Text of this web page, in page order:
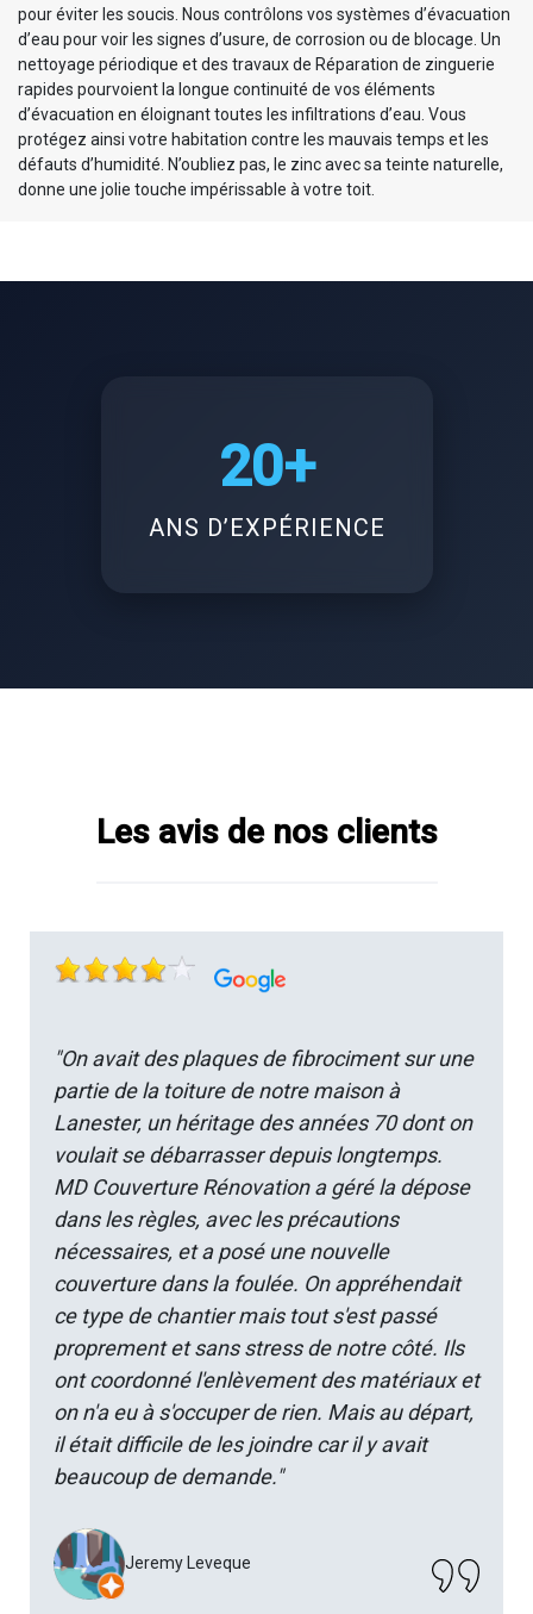
pour éviter les soucis. Nous contrôlons vos systèmes d’évacuation
d’eau pour voir les signes d’usure, de corrosion ou de blocage. Un
nettoyage périodique et des travaux de Réparation de zinguerie
rapides pourvoient la longue continuité de vos éléments
d’évacuation en éloignant toutes les infiltrations d’eau. Vous
protégez ainsi votre habitation contre les mauvais temps et les
défauts d’humidité. N’oubliez pas, le zinc avec sa teinte naturelle,
donne une jolie touche impérissable à votre toit.
20+
ANS D’EXPÉRIENCE
Les avis de nos clients
"On avait des plaques de fibrociment sur une
partie de la toiture de notre maison à
Lanester, un héritage des années 70 dont on
voulait se débarrasser depuis longtemps.
MD Couverture Rénovation a géré la dépose
dans les règles, avec les précautions
nécessaires, et a posé une nouvelle
couverture dans la foulée. On appréhendait
ce type de chantier mais tout s'est passé
proprement et sans stress de notre côté. Ils
ont coordonné l'enlèvement des matériaux et
on n'a eu à s'occuper de rien. Mais au départ,
il était difficile de les joindre car il y avait
beaucoup de demande."
Jeremy Leveque